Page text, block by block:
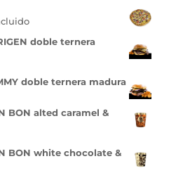
doble ternera
doble ternera madura
BON alted caramel &
BON white chocolate &